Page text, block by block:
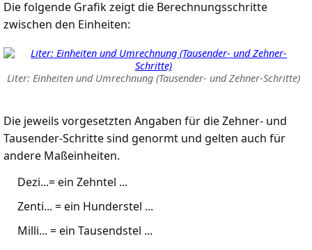
Die folgende Grafik zeigt die Berechnungsschritte
zwischen den Einheiten:
Liter: Einheiten und Umrechnung (Tausender- und Zehner-Schritte)
Die jeweils vorgesetzten Angaben für die Zehner- und
Tausender-Schritte sind genormt und gelten auch für
andere Maßeinheiten.
Dezi...= ein Zehntel ...
Zenti... = ein Hunderstel ...
Milli... = ein Tausendstel ...